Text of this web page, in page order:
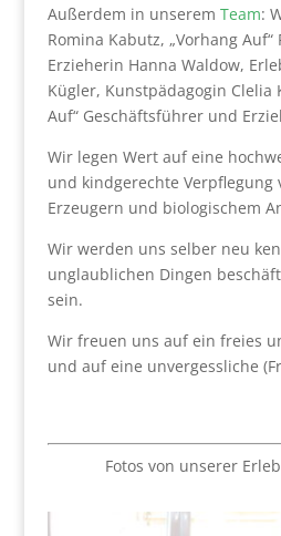
Außerdem in unserem Team:
Romina Kabutz, „Vorhang
Erzieherin Hanna Waldow,
Kügler, Kunstpädagogin Clelia
Auf“ Geschäftsführer und
Wir legen Wert auf eine
und kindgerechte Verpflegung
Erzeugern und biologischem
Wir werden uns selber neu
unglaublichen Dingen
sein.
Wir freuen uns auf ein freies
und auf eine unvergessliche
Fotos von unserer